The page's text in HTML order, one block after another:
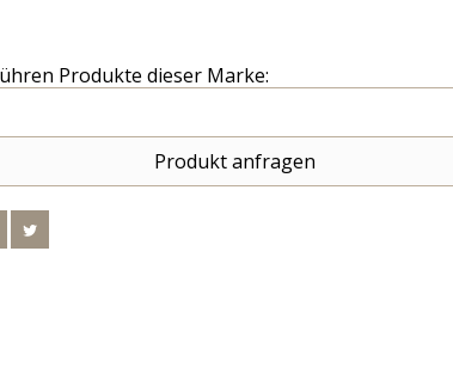
Produkte dieser Marke:
Produkt anfragen